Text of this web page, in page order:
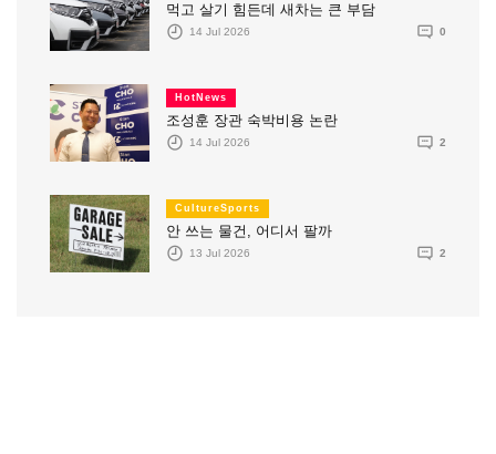
먹고 살기 힘든데 새차는 큰 부담
14 Jul 2026 0
HotNews
조성훈 장관 숙박비용 논란
14 Jul 2026 2
CultureSports
안 쓰는 물건, 어디서 팔까
13 Jul 2026 2